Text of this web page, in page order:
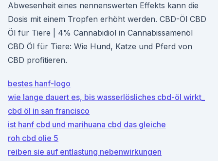
Abwesenheit eines nennenswerten Effekts kann die
Dosis mit einem Tropfen erhöht werden. CBD-Öl CBD
Öl für Tiere | 4% Cannabidiol in Cannabissamenöl
CBD Öl für Tiere: Wie Hund, Katze und Pferd von
CBD profitieren.
bestes hanf-logo
wie lange dauert es, bis wasserlösliches cbd-öl wirkt_
cbd öl in san francisco
ist hanf cbd und marihuana cbd das gleiche
roh cbd olie 5
reiben sie auf entlastung nebenwirkungen